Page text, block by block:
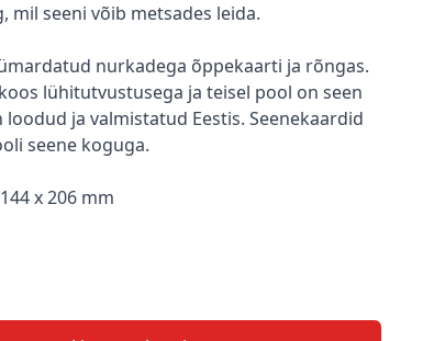
mil seeni võib metsades leida.
nurkadega õppekaarti ja rõngas.
lühitutvustusega ja teisel pool on seen
ja valmistatud Eestis. Seenekaardid
seene koguga.
x 206 mm